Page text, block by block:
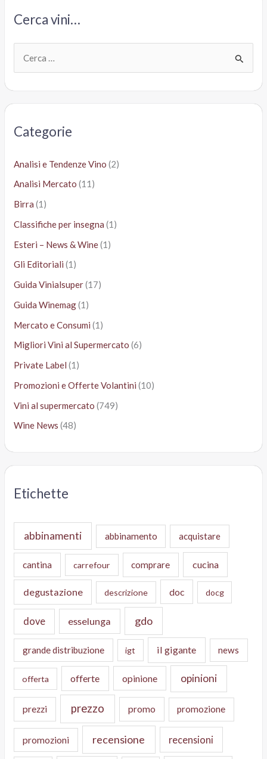
Cerca vini…
Categorie
Analisi e Tendenze Vino (2)
Analisi Mercato (11)
Birra (1)
Classifiche per insegna (1)
Esteri – News & Wine(1)
Gli Editoriali (1)
Guida Vinialsuper(17)
Guida Winemag(1)
Mercato e Consumi (1)
Migliori Vini al Supermercato (6)
Private Label (1)
Promozioni e Offerte Volantini (10)
Vini al supermercato (749)
Wine News (48)
Etichette
abbinamenti abbinamento acquistare
cantina carrefour comprare cucina
degustazione descrizione doc docg
dove esselunga gdo
grande distribuzione igt il gigante news
offerta offerte opinione opinioni
prezzi prezzo promo promozione
promozioni recensione recensioni